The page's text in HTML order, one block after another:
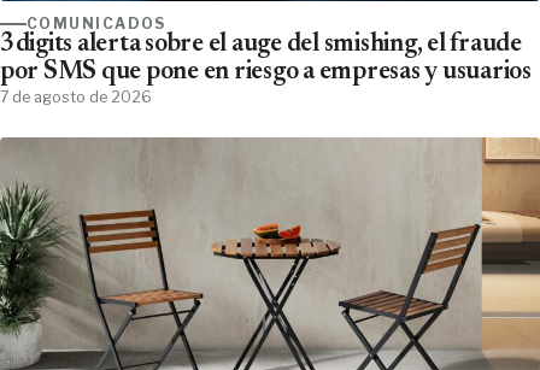
COMUNICADOS
3digits alerta sobre el auge del smishing, el fraude
por SMS que pone en riesgo a empresas y usuarios
7 de agosto de 2026